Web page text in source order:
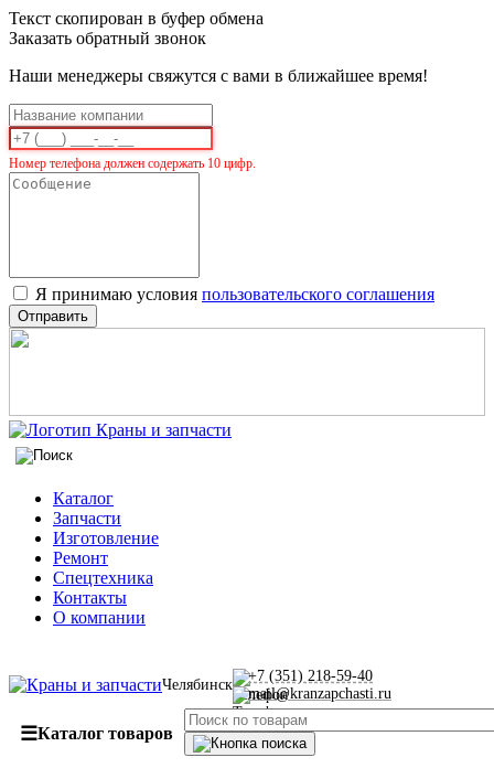
Текст скопирован в буфер обмена
Заказать обратный звонок
Наши менеджеры свяжутся с вами в ближайшее время!
Номер телефона должен содержать 10 цифр.
Я принимаю условия пользовательского соглашения
Отправить
Каталог
Запчасти
Изготовление
Ремонт
Спецтехника
Контакты
О компании
Челябинск
+7 (351) 218-59-40
mail@kranzapchasti.ru
☰Каталог товаров